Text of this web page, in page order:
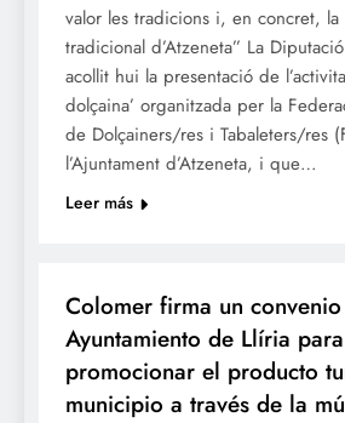
valor les tradicions i, en concret, la
tradicional d’Atzeneta” La
acollit hui la presentació de
dolçaina’ organitzada per la
de Dolçainers/res i Tabaleters/res
l’Ajuntament d’Atzeneta, i que…
Leer más
Colomer firma un
Ayuntamiento de Llíria para
promocionar el producto
municipio a través de la